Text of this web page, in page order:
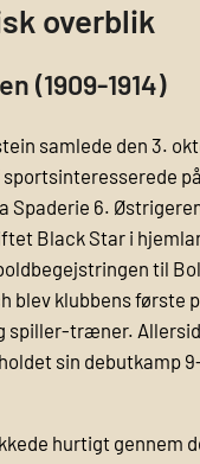
overblik
(1909-1914)
samlede den 3.
sportsinteresserede
Spaderie 6.
Black Star i
til
blev klubbens første
spiller-træner.
sin debutkamp
hurtigt gennem